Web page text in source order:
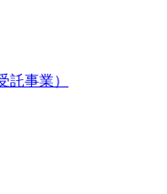
託事業）